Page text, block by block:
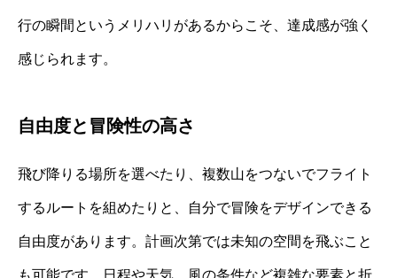
行の瞬間というメリハリがあるからこそ、達成感が強く
感じられます。
自由度と冒険性の高さ
飛び降りる場所を選べたり、複数山をつないでフライト
するルートを組めたりと、自分で冒険をデザインできる
自由度があります。計画次第では未知の空間を飛ぶこと
も可能です。日程や天気、風の条件など複雑な要素と折